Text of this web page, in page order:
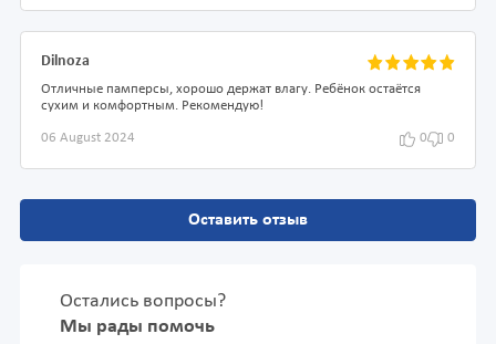
Dilnoza
Отличные памперсы, хорошо держат влагу. Ребёнок остаётся
сухим и комфортным. Рекомендую!
06 August 2024 0 0
Оставить отзыв
Остались вопросы?
Мы рады помочь